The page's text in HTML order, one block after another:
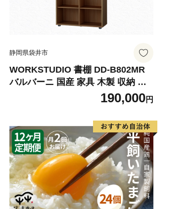
静岡県袋井市
WORKSTUDIO 書棚 DD-B802MR
バルバーニ 国産 家具 木製 収納 棚
勉強 書斎 絵本棚 シンプル デザイン
190,000円